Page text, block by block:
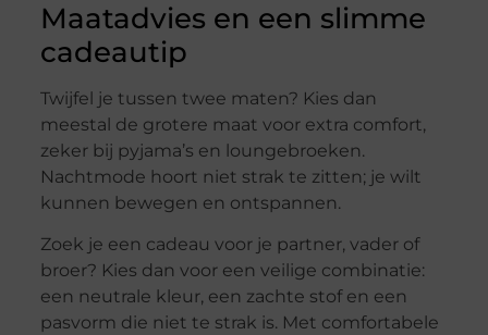
Maatadvies en een slimme
cadeautip
Twijfel je tussen twee maten? Kies dan
meestal de grotere maat voor extra comfort,
zeker bij pyjama’s en loungebroeken.
Nachtmode hoort niet strak te zitten; je wilt
kunnen bewegen en ontspannen.
Zoek je een cadeau voor je partner, vader of
broer? Kies dan voor een veilige combinatie:
een neutrale kleur, een zachte stof en een
pasvorm die niet te strak is. Met comfortabele